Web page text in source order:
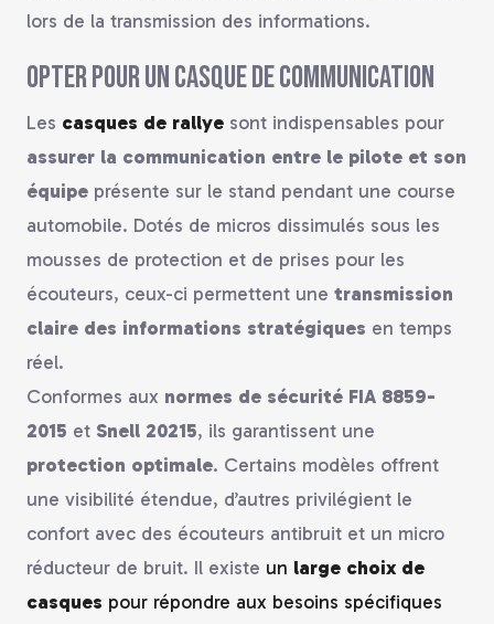
lors de la transmission des informations.
Opter pour un casque de communication
Les casques de rallye sont indispensables pour
assurer la communication entre le pilote et son
équipe présente sur le stand pendant une course
automobile. Dotés de micros dissimulés sous les
mousses de protection et de prises pour les
écouteurs, ceux-ci permettent une transmission
claire des informations stratégiques en temps
réel.
Conformes aux normes de sécurité FIA 8859-
2015 et Snell 20215, ils garantissent une
protection optimale. Certains modèles offrent
une visibilité étendue, d’autres privilégient le
confort avec des écouteurs antibruit et un micro
réducteur de bruit. Il existe un large choix de
casques pour répondre aux besoins spécifiques